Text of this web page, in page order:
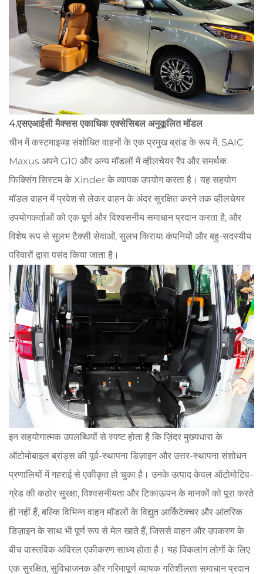
4.एसएआईसी मैक्सस एकाधिक एक्सेसिबल अनुकूलित मॉडल
चीन में कस्टमाइज्ड संशोधित वाहनों के एक प्रमुख ब्रांड के रूप में, SAIC
Maxus अपने G10 और अन्य मॉडलों में व्हीलचेयर रैंप और समर्थक
फिक्सिंग सिस्टम के Xinder के व्यापक उपयोग करता है। यह सहयोग
मॉडल वाहन में प्रवेश से लेकर वाहन के अंदर सुरक्षित करने तक व्हीलचेयर
उपयोगकर्ताओं को एक पूर्ण और विश्वसनीय समाधान प्रदान करता है, और
विशेष रूप से सुलभ टैक्सी सेवाओं, सुलभ किराया कंपनियों और बहु-सदस्यीय
परिवारों द्वारा पसंद किया जाता है।
इन सहयोगात्मक उपलब्धियों से स्पष्ट होता है कि ज़िंदर मुख्यधारा के
ऑटोमोबाइल ब्रांड्स की पूर्व-स्थापना डिज़ाइन और उत्तर-स्थापना संशोधन
प्रणालियों में गहराई से एकीकृत हो चुका है। उनके उत्पाद केवल ऑटोमोटिव-
ग्रेड की कठोर सुरक्षा, विश्वसनीयता और टिकाऊपन के मानकों को पूरा करते
ही नहीं हैं, बल्कि विभिन्न वाहन मॉडलों के विद्युत आर्किटेक्चर और आंतरिक
डिज़ाइन के साथ भी पूर्ण रूप से मेल खाते हैं, जिससे वाहन और उपकरण के
बीच वास्तविक अविरल एकीकरण साध्य होता है। यह विकलांग लोगों के लिए
एक सुरक्षित, सुविधाजनक और गरिमापूर्ण व्यापक गतिशीलता समाधान प्रदान